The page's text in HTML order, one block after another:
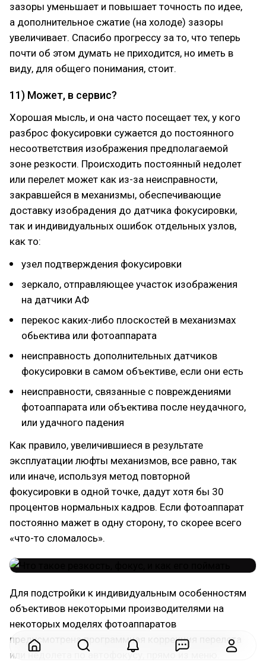
зазоры уменьшает и повышает точность по идее,
а дополнительное сжатие (на холоде) зазоры
увеличивает. Спасибо прогрессу за то, что теперь
почти об этом думать не приходится, но иметь в
виду, для общего понимания, стоит.
11) Может, в сервис?
Хорошая мысль, и она часто посещает тех, у кого
разброс фокусировки сужается до постоянного
несоответствия изображения предполагаемой
зоне резкости. Происходить постоянный недолет
или перелет может как из-за неисправности,
закравшейся в механизмы, обеспечивающие
доставку изобрадения до датчика фокусировки,
так и индивидуальных ошибок отдельных узлов,
как то:
узел подтверждения фокусировки
зеркало, отправляющее участок изображения
на датчики АФ
перекос каких-либо плоскостей в механизмах
обьектива или фотоаппарата
неисправность дополнительных датчиков
фокусировки в самом объективе, если они есть
неисправности, связанные с повреждениями
фотоаппарата или объектива после неудачного,
или удачного падения
Как правило, увеличившиеся в результате
эксплуатации люфты механизмов, все равно, так
или иначе, используя метод повторной
фокусировки в одной точке, дадут хотя бы 30
процентов нормальных кадров. Если фотоаппарат
постоянно мажет в одну сторону, то скорее всего
«что-то сломалось».
Для подстройки к индивидуальным особенностям
объективов некоторыми производителями на
некоторых моделях фотоаппаратов
предусмотрена программная коррекция перелета
или недолета по автофокусу, прямо из меню.